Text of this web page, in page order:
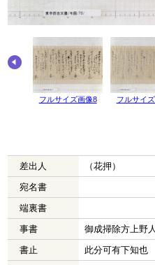
フルサイズ画像8 フルサイ
差出人
（花押）
宛名書
端裏書
事書
御成掃除方上野
書止
此分可有下知也